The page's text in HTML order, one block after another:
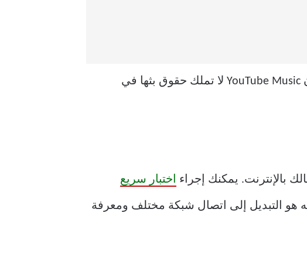
لذلك ، إذا ظهرت لك رسالة الخطأ “الأغنية غير متوفرة” لبضع أغانٍ ، فمن المحتمل أن YouTube Music لا تملك حقوق بثها في
بالإنترنت. يمكنك إجراء اختبار سريع
هو التبديل إلى اتصال شبكة مختلف ومعرفة